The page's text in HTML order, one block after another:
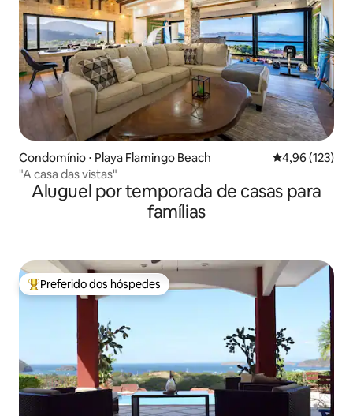
Condomínio ⋅ Playa Flamingo Beach 4,96 de uma
4,96 (123)
"A casa das vistas"
Aluguel por temporada de casas para
famílias
Entre os melhores preferidos dos hóspedes
Preferido dos hóspedes